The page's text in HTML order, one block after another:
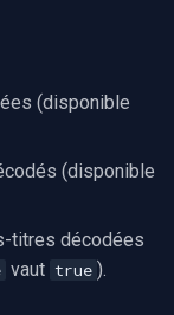
(disponible
(disponible
titres décodées
vaut true ).